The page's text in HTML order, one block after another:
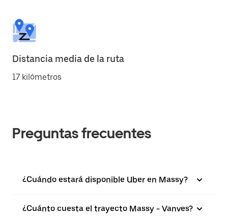
Distancia media de la ruta
17 kilómetros
Preguntas frecuentes
¿Cuándo estará disponible Uber en Massy?
¿Cuánto cuesta el trayecto Massy - Vanves?